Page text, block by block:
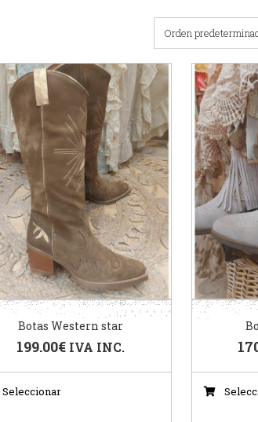
Orden
Botas Western star
199.00€ IVA INC.
Seleccionar